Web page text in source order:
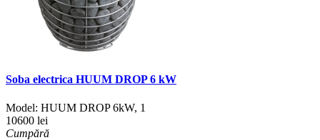
Soba electrica HUUM DROP 6 kW
Model: HUUM DROP 6kW, 1
10600 lei
Cumpără